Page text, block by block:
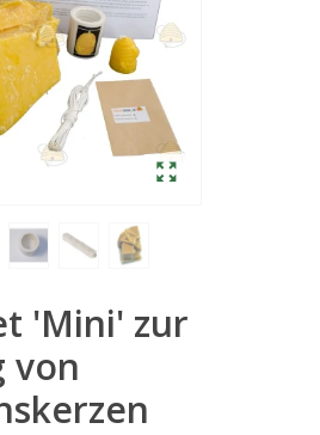
'Mini' zur
von